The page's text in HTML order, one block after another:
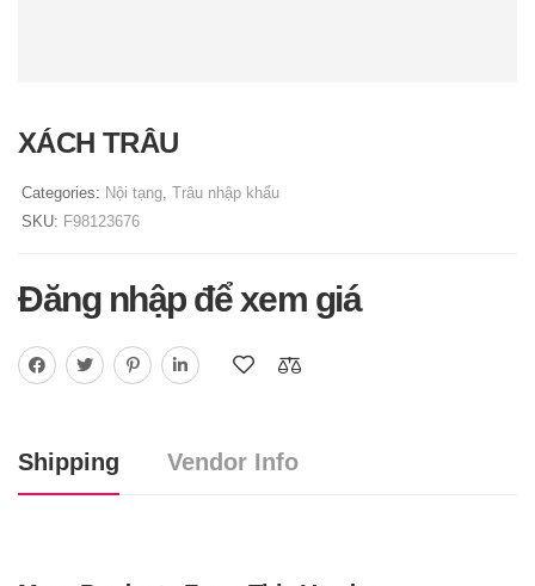
XÁCH TRÂU
Categories: Nội tạng, Trâu nhập khẩu
SKU: F98123676
Đăng nhập để xem giá
Shipping Vendor Info